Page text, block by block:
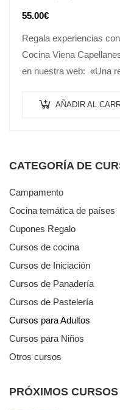
55.00€
Regala experiencias
Cocina Viena
en nuestra web: «Una
AÑADIR AL
CATEGORÍA DE
Campamento
Cocina temática de países
Cupones Regalo
Cursos de cocina
Cursos de Iniciación
Cursos de Panadería
Cursos de Pastelería
Cursos para Adultos
Cursos para Niños
Otros cursos
PRÓXIMOS CURSOS